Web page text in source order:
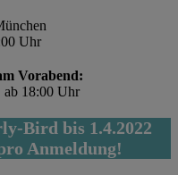
Uhr
Vorabend:
ab 18:00 Uhr
Bird bis 1.4.2022
Anmeldung!